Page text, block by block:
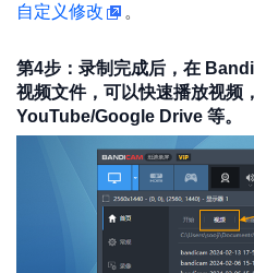
自定义修改
。
第4步：录制完成后，在
视频文件，可以快速播放视频
YouTube/Google Drive 等。